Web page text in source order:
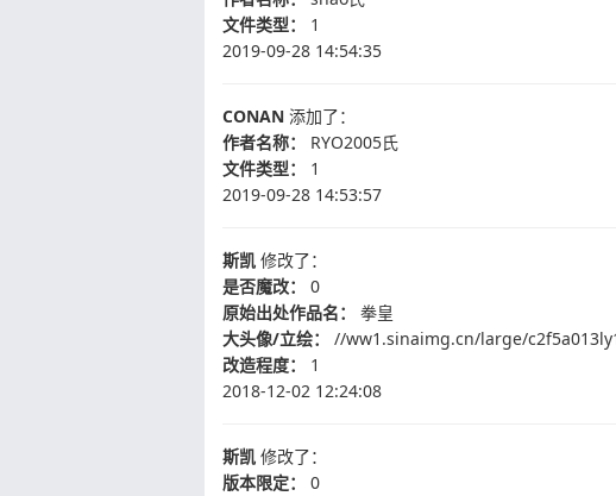
文件类型： 1
2019-09-28 14:54:35
CONAN 添加了：
作者名称： RYO2005氏
文件类型： 1
2019-09-28 14:53:57
斯凯 修改了：
是否魔改： 0
原始出处作品名： 拳皇
大头像/立绘： //ww1.sinaimg.cn/large/
改造程度： 1
2018-12-02 12:24:08
斯凯 修改了：
版本限定： 0